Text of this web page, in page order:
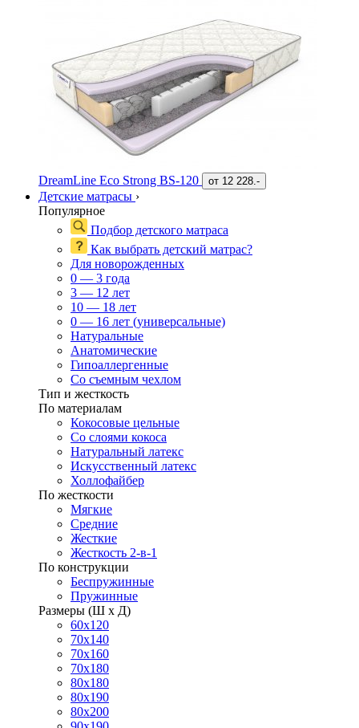
DreamLine Eco Strong BS-120 от 12 228.-
Детские матрасы ›
Популярное
Подбор детского матраса
Как выбрать детский матрас?
Для новорожденных
0 — 3 года
3 — 12 лет
10 — 18 лет
0 — 16 лет (универсальные)
Натуральные
Анатомические
Гипоаллергенные
Со съемным чехлом
Тип и жесткость
По материалам
Кокосовые цельные
Со слоями кокоса
Натуральный латекс
Искусственный латекс
Холлофайбер
По жесткости
Мягкие
Средние
Жесткие
Жесткость 2-в-1
По конструкции
Беспружинные
Пружинные
Размеры (Ш х Д)
60х120
70х140
70х160
70х180
80х180
80х190
80х200